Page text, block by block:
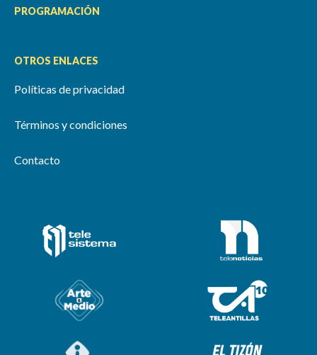
PROGRAMACIÓN
OTROS ENLACES
Políticas de privacidad
Términos y condiciones
Contacto